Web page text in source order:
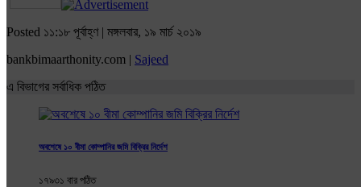
Posted ১১:১৮ পূর্বাহ্ণ | মঙ্গলবার, ১৯ মার্চ ২০১৯
bankbimaarthonity.com | Sajeed
এ বিভাগের সর্বাধিক পঠিত
অবশেষে ১০ বীমা কোম্পানির জমি বিক্রির নির্দেশ
১৭৯৩১ বার পঠিত